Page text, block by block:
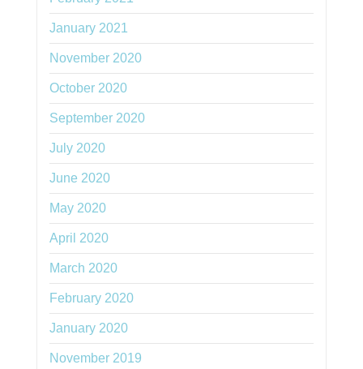
January 2021
November 2020
October 2020
September 2020
July 2020
June 2020
May 2020
April 2020
March 2020
February 2020
January 2020
November 2019